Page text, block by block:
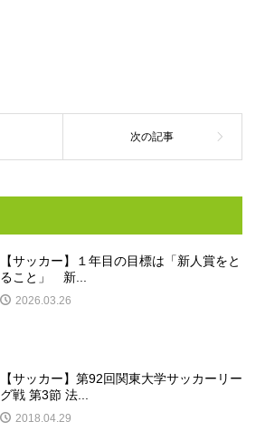
【サッカー】１年目の目標は「新人賞をと
ること」 新...
2026.03.26
【サッカー】第92回関東大学サッカーリー
グ戦 第3節 法...
2018.04.29